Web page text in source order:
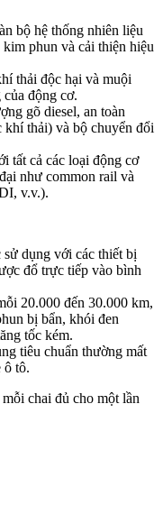
bộ hệ thống nhiên liệu
phun và cải thiện hiệu
thải độc hại và muội
của động cơ.
gõ diesel, an toàn
thải) và bộ chuyển đổi
tất cả các loại động cơ
như common rail và
v.v.).
dụng với các thiết bị
đổ trực tiếp vào bình
20.000 đến 30.000 km,
bị bẩn, khói đen
tốc kém.
tiêu chuẩn thường mất
ô tô.
chai đủ cho một lần